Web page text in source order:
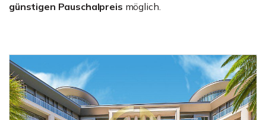
günstigen Pauschalpreis möglich.